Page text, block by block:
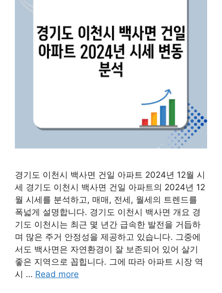
경기도 이천시 백사면 건일 아파트 2024년 12월 시
세 경기도 이천시 백사면 건일 아파트의 2024년 12
월 시세를 분석하고, 매매, 전세, 월세의 트렌드를
폭넓게 설명합니다. 경기도 이천시 백사면 개요 경
기도 이천시는 최근 몇 년간 급속한 발전을 거듭하
며 많은 주거 안정성을 제공하고 있습니다. 그중에
서도 백사면은 자연환경이 잘 보존되어 있어 살기
좋은 지역으로 꼽힙니다. 그에 따라 아파트 시장 역
시 … Read more